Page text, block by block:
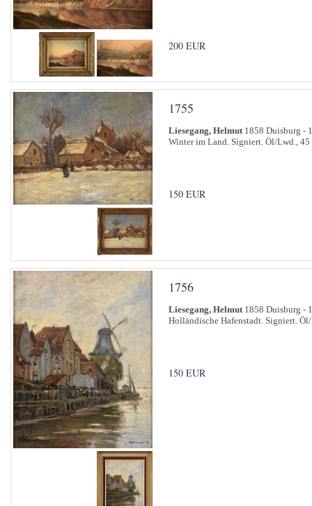
200 EUR
1755
Liesegang, Helmut1858 Duisburg -
Winter im Land. Signiert. Öl/Lwd., 45
150 EUR
1756
Liesegang, Helmut1858 Duisburg -
Holländische Hafenstadt. Signiert.
150 EUR